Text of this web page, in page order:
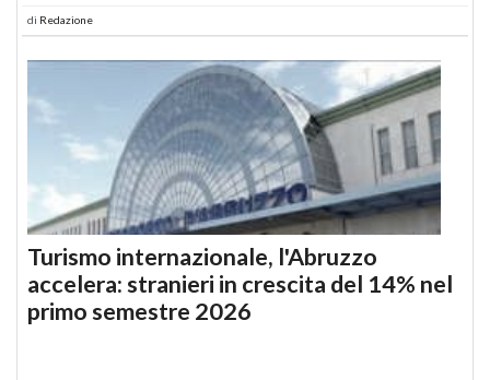
di Redazione
Turismo internazionale, l'Abruzzo
accelera: stranieri in crescita del 14% nel
primo semestre 2026